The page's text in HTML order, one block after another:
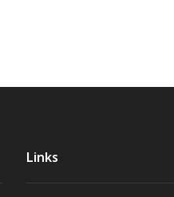
Links